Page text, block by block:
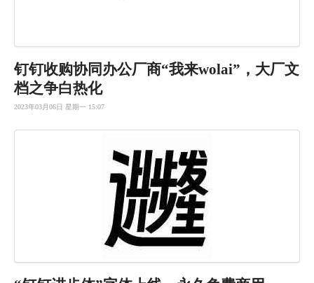
钉钉收购协同办公厂商“我来wolai”， 大厂文
档之争白热化
2023年03月06日 星期一 15:07